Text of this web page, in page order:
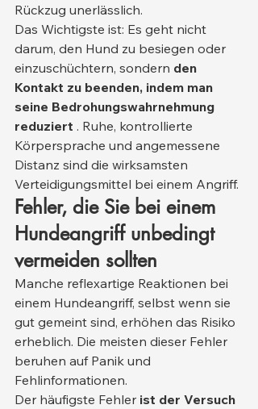
Rückzug unerlässlich.
Das Wichtigste ist: Es geht nicht
darum, den Hund zu besiegen oder
einzuschüchtern, sondern den
Kontakt zu beenden, indem man
seine Bedrohungswahrnehmung
reduziert . Ruhe, kontrollierte
Körpersprache und angemessene
Distanz sind die wirksamsten
Verteidigungsmittel bei einem Angriff.
Fehler, die Sie bei einem
Hundeangriff unbedingt
vermeiden sollten
Manche reflexartige Reaktionen bei
einem Hundeangriff, selbst wenn sie
gut gemeint sind, erhöhen das Risiko
erheblich. Die meisten dieser Fehler
beruhen auf Panik und
Fehlinformationen.
Der häufigste Fehler ist der Versuch